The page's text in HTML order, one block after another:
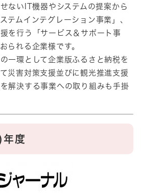
ないIT機器やシステムの提案から
テムインテグレーション事業」、
を行う「サービス＆サポート事
られる企業様です。
一環として企業版ふるさと納税を
災害対策支援並びに観光推進支援
解決する事業への取り組みも手掛
度